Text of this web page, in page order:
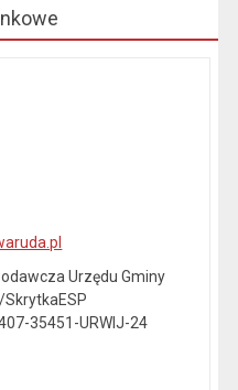
Urzędu Gminy
SkrytkaESP
35451-URWIJ-24